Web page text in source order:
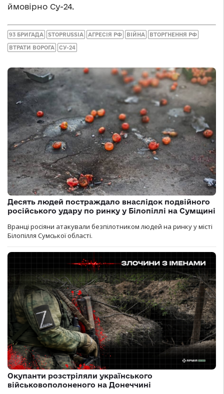
ймовірно Су-24.
93 БРИГАДА STOPRUSSIA АГРЕСІЯ РФ ВІЙНА ВТОРГНЕННЯ РФ
ВТРАТИ ВОРОГА СУ-24
Десять людей постраждало внаслідок подвійного
російського удару по ринку у Білопіллі на Сумщині
Вранці росіяни атакували безпілотником людей на ринку у місті
Білопілля Сумської області.
Окупанти розстріляли українського
військовополоненого на Донеччині